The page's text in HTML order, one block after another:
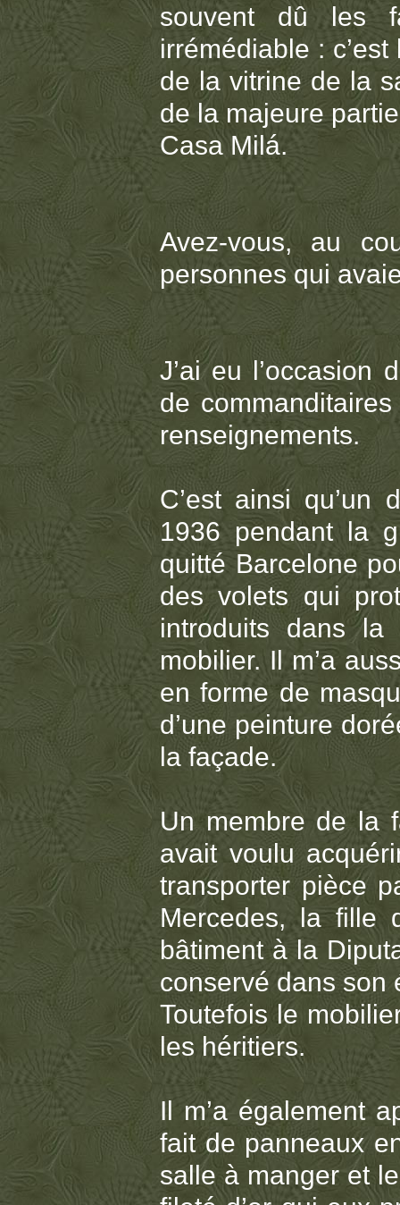
souvent dû les
irrémédiable :
de la vitrine de la
de la majeure
Casa Milá.
Avez-vous, au
personnes qui
J’ai eu l’occasion
de
renseignements.
C’est ainsi qu’un
1936 pendant la
quitté Barcelone
des volets qui
introduits dans
mobilier. Il m’a
en forme de
d’une peinture
la façade.
Un membre de la
avait voulu
transporter pièce
Mercedes, la fille
bâtiment à la
conservé dans son
Toutefois le
les héritiers.
Il m’a également
fait de panneaux
salle à manger et